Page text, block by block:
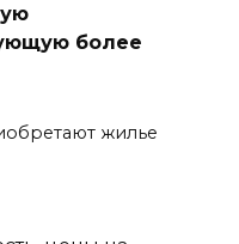
более
жилье